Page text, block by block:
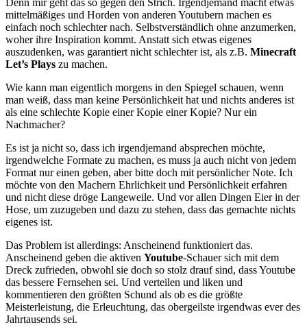
Denn mir geht das so gegen den Strich. Irgendjemand macht etwas
mittelmäßiges und Horden von anderen Youtubern machen es
einfach noch schlechter nach. Selbstverständlich ohne anzumerken,
woher ihre Inspiration kommt. Anstatt sich etwas eigenes
auszudenken, was garantiert nicht schlechter ist, als z.B. Minecraft
Let’s Plays zu machen.
Wie kann man eigentlich morgens in den Spiegel schauen, wenn
man weiß, dass man keine Persönlichkeit hat und nichts anderes ist
als eine schlechte Kopie einer Kopie einer Kopie? Nur ein
Nachmacher?
Es ist ja nicht so, dass ich irgendjemand absprechen möchte,
irgendwelche Formate zu machen, es muss ja auch nicht von jedem
Format nur einen geben, aber bitte doch mit persönlicher Note. Ich
möchte von den Machern Ehrlichkeit und Persönlichkeit erfahren
und nicht diese dröge Langeweile. Und vor allen Dingen Eier in der
Hose, um zuzugeben und dazu zu stehen, dass das gemachte nichts
eigenes ist.
Das Problem ist allerdings: Anscheinend funktioniert das.
Anscheinend geben die aktiven Youtube-Schauer sich mit dem
Dreck zufrieden, obwohl sie doch so stolz drauf sind, dass Youtube
das bessere Fernsehen sei. Und verteilen und liken und
kommentieren den größten Schund als ob es die größte
Meisterleistung, die Erleuchtung, das obergeilste irgendwas ever des
Jahrtausends sei.